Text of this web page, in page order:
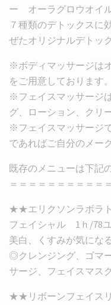
ー オーラグロウオイ
７種類のデトックスに
ぜたオリジナルデトッ
※ボディマッサージは
をご用意しております。
※フェイスマッサージ
グ、ローション、クリ
※フェイスマッサージ
であればご自分のメー
既存のメニューは下記
＝＝＝＝＝＝＝＝＝＝
★★エリクソンラボラ
フェイシャル 1ｈ/78
美白、くすみが気にな
◎クレンジング、ゴマ
サージ、フェイスマス
★★リボーンフェイス